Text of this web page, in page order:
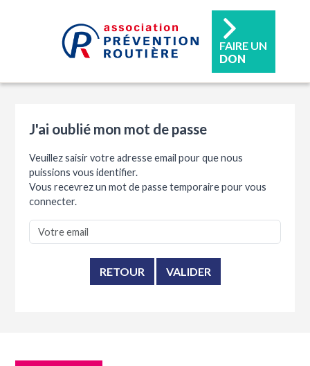
FAIRE UN
DON
J'ai oublié mon mot de passe
Veuillez saisir votre adresse email pour que nous
puissions vous identifier.
Vous recevrez un mot de passe temporaire pour vous
connecter.
RETOUR VALIDER